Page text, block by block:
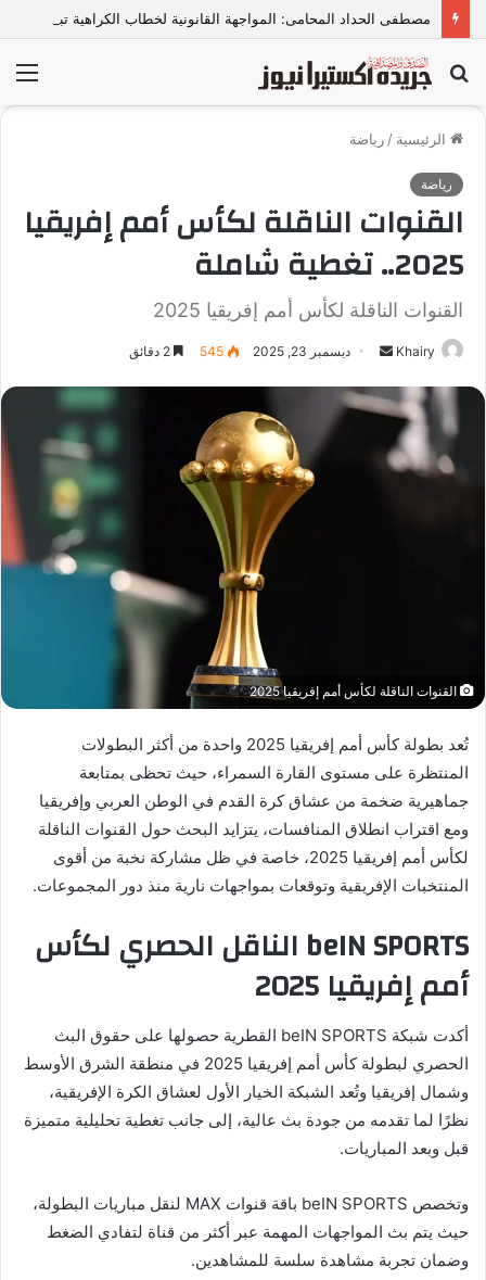
بحث
عن
الرئيسية / رياضة
رياضة
القنوات الناقلة لكأس أمم إفريقيا
2025.. تغطية شاملة
القنوات الناقلة لكأس أمم إفريقيا 2025
Khairy
س
ر
ديسمبر 23, 2025 545
القنوات الناقلة لكأس أمم إفريقيا 2025
تُعد بطولة كأس أمم إفريقيا 2025 واحدة من أكثر البطولات
المنتظرة على مستوى القارة السمراء، حيث تحظى بمتابعة
جماهيرية ضخمة من عشاق كرة القدم في الوطن العربي وإفريقيا
ومع اقتراب انطلاق المنافسات، يتزايد البحث حول القنوات الناقلة
لكأس أمم إفريقيا 2025، خاصة في ظل مشاركة نخبة من أقوى
المنتخبات الإفريقية وتوقعات بمواجهات نارية منذ دور المجموعات.
beIN SPORTS الناقل الحصري لكأس
أمم إفريقيا 2025
أكدت شبكة beIN SPORTS القطرية حصولها على حقوق البث
الحصري لبطولة كأس أمم إفريقيا 2025 في منطقة الشرق الأوسط
وشمال إفريقيا وتُعد الشبكة الخيار الأول لعشاق الكرة الإفريقية،
نظرًا لما تقدمه من جودة بث عالية، إلى جانب تغطية تحليلية متميزة
قبل وبعد المباريات.
وتخصص beIN SPORTS باقة قنوات MAX لنقل مباريات البطولة،
حيث يتم بث المواجهات المهمة عبر أكثر من قناة لتفادي الضغط
وضمان تجربة مشاهدة سلسة للمشاهدين.